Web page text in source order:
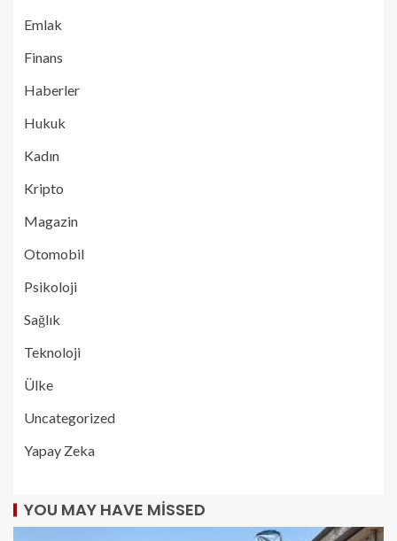
Emlak
Finans
Haberler
Hukuk
Kadın
Kripto
Magazin
Otomobil
Psikoloji
Sağlık
Teknoloji
Ülke
Uncategorized
Yapay Zeka
YOU MAY HAVE MISSED